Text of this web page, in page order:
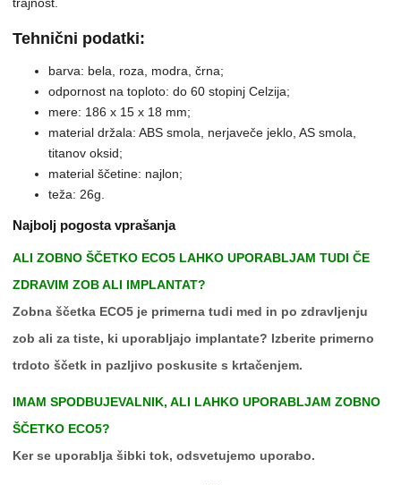
Tehnični podatki:
barva: bela, roza, modra, črna;
odpornost na toploto: do 60 stopinj Celzija;
mere: 186 x 15 x 18 mm;
material držala: ABS smola, nerjaveče jeklo, AS smola,
titanov oksid;
material ščetine: najlon;
teža: 26g.
Najbolj pogosta vprašanja
ALI ZOBNO ŠČETKO ECO5 LAHKO UPORABLJAM TUDI ČE
ZDRAVIM ZOB ALI IMPLANTAT?
Zobna ščetka ECO5 je primerna tudi med in po zdravljenju
zob ali za tiste, ki uporabljajo implantate? Izberite primerno
trdoto ščetk in pazljivo poskusite s krtačenjem.
IMAM SPODBUJEVALNIK, ALI LAHKO UPORABLJAM ZOBNO
ŠČETKO ECO5?
Ker se uporablja šibki tok, odsvetujemo uporabo.